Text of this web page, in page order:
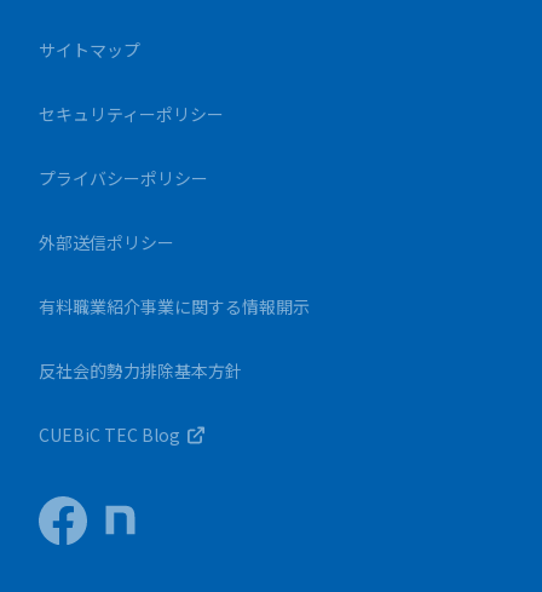
サイトマップ
セキュリティーポリシー
プライバシーポリシー
外部送信ポリシー
有料職業紹介事業に関する情報開示
反社会的勢力排除基本方針
CUEBiC TEC Blog